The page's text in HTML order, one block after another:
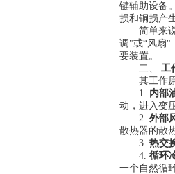
键辅助设备
损和铜损产
简单来说
调"或“风扇"
要装置。
二、 工
其工作原
1. 内部
动，进入变
2. 外部
散热器的散
3. 热交
4. 循环
一个自然循